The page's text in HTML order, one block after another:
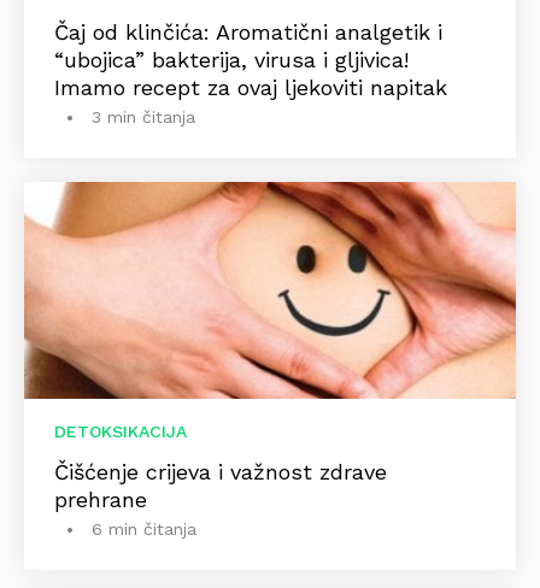
Čaj od klinčića: Aromatični analgetik i
“ubojica” bakterija, virusa i gljivica!
Imamo recept za ovaj ljekoviti napitak
3 min čitanja
DETOKSIKACIJA
Čišćenje crijeva i važnost zdrave
prehrane
6 min čitanja